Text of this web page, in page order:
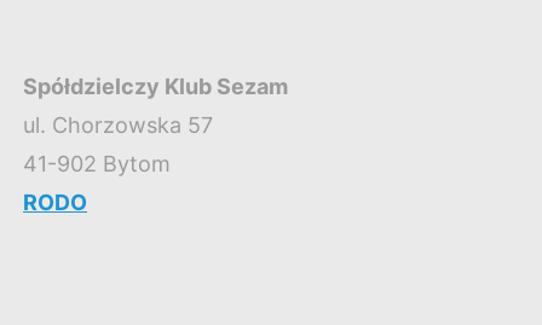
Spółdzielczy Klub Sezam
ul. Chorzowska 57
41-902 Bytom
RODO